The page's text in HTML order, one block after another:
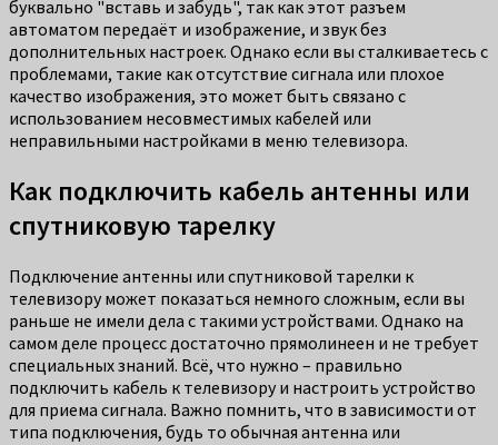
буквально "вставь и забудь", так как этот разъем
автоматом передаёт и изображение, и звук без
дополнительных настроек. Однако если вы сталкиваетесь с
проблемами, такие как отсутствие сигнала или плохое
качество изображения, это может быть связано с
использованием несовместимых кабелей или
неправильными настройками в меню телевизора.
Как подключить кабель антенны или
спутниковую тарелку
Подключение антенны или спутниковой тарелки к
телевизору может показаться немного сложным, если вы
раньше не имели дела с такими устройствами. Однако на
самом деле процесс достаточно прямолинеен и не требует
специальных знаний. Всё, что нужно – правильно
подключить кабель к телевизору и настроить устройство
для приема сигнала. Важно помнить, что в зависимости от
типа подключения, будь то обычная антенна или